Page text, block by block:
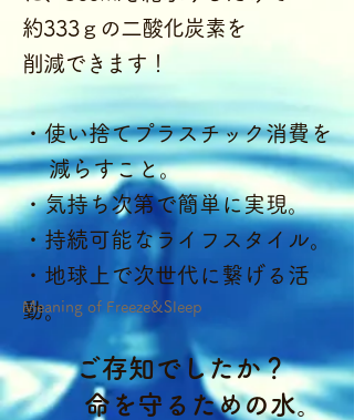
約333ｇの二酸化炭素を
削減できます！
・使い捨てプラスチック消費を
減らすこと。
・気持ち次第で簡単に実現。
・持続可能なライフスタイル。
・地球上で次世代に繋げる活
動。
Meaning of Freeze&Sleep
ご存知でしたか？​
命を守るための水。